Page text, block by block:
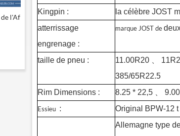
Remorque à grille latérale de
13,6 m
Kingpin :
la célèbre JOST
atterrissage
engrenage :
marque JOST de
taille de pneu : 11.00R20
385/65R22.5
Rim Dimensions :
8.25 * 22,5
Essieu :
Original BPW-12
Allemagne type